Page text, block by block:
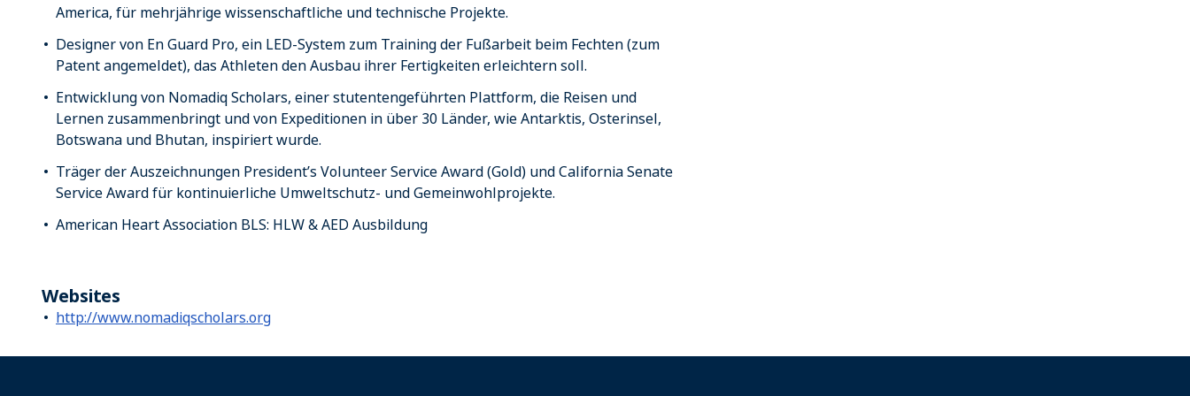
America, für mehrjährige wissenschaftliche und technische Projekte.
Designer von En Guard Pro, ein LED-System zum Training der Fußarbeit beim Fechten (zum
Patent angemeldet), das Athleten den Ausbau ihrer Fertigkeiten erleichtern soll.
Entwicklung von Nomadiq Scholars, einer stutentengeführten Plattform, die Reisen und
Lernen zusammenbringt und von Expeditionen in über 30 Länder, wie Antarktis, Osterinsel,
Botswana und Bhutan, inspiriert wurde.
Träger der Auszeichnungen President’s Volunteer Service Award (Gold) und California Senate
Service Award für kontinuierliche Umweltschutz- und Gemeinwohlprojekte.
American Heart Association BLS: HLW & AED Ausbildung
Websites
http://www.nomadiqscholars.org